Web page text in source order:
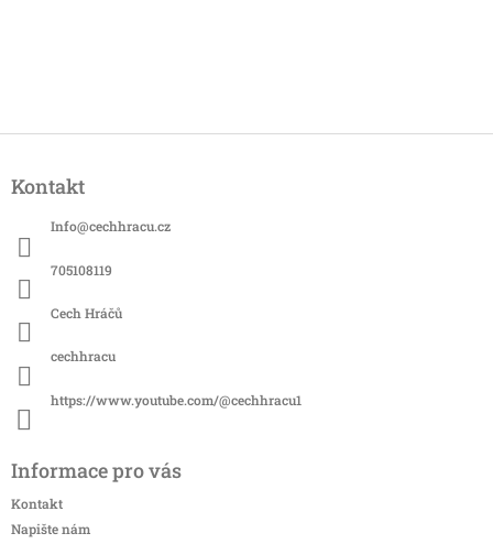
pKontakt
Info@cechhracu.cz
705108119
Cech Hráčů
cechhracu
https://www.youtube.com/@cechhracu1
Informace pro vás
Kontakt
Napište nám